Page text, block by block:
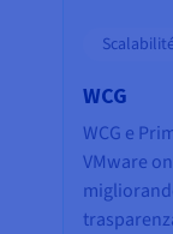
Scalabilité
WCG
WCG e
VMware